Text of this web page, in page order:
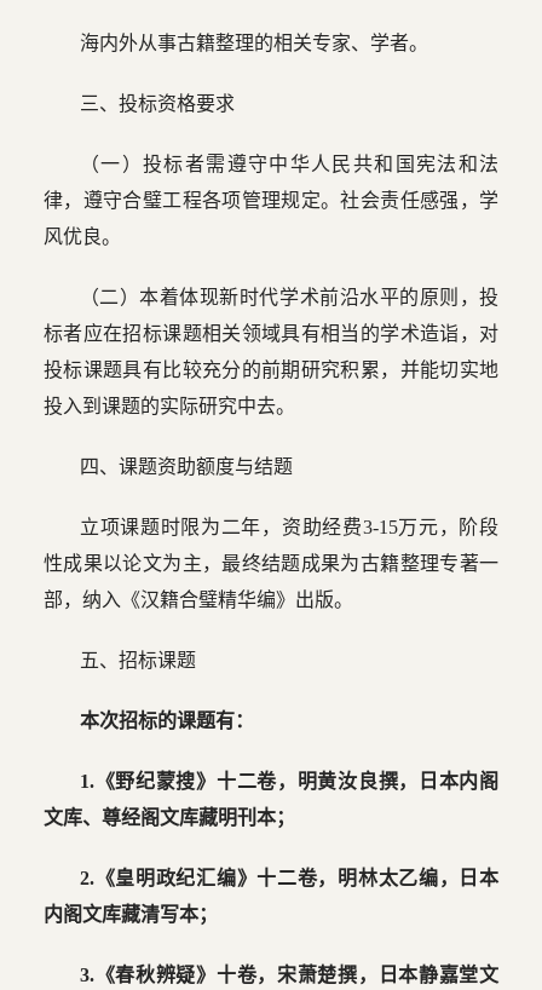
海内外从事古籍整理的相关专家、学者。
三、投标资格要求
（一）投标者需遵守中华人民共和国宪法和法
律，遵守合璧工程各项管理规定。社会责任感强，学
风优良。
（二）本着体现新时代学术前沿水平的原则，投
标者应在招标课题相关领域具有相当的学术造诣，对
投标课题具有比较充分的前期研究积累，并能切实地
投入到课题的实际研究中去。
四、课题资助额度与结题
立项课题时限为二年，资助经费3-15万元，阶段
性成果以论文为主，最终结题成果为古籍整理专著一
部，纳入《汉籍合璧精华编》出版。
五、招标课题
本次招标的课题有：
1.《野纪蒙搜》十二卷，明黄汝良撰，日本内阁
文库、尊经阁文库藏明刊本；
2.《皇明政纪汇编》十二卷，明林太乙编，日本
内阁文库藏清写本；
3.《春秋辨疑》十卷，宋萧楚撰，日本静嘉堂文